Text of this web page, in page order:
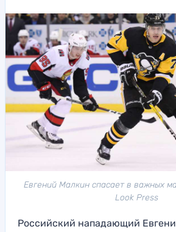
Евгений Малкин спасает в важных
Look Press
Российский нападающий